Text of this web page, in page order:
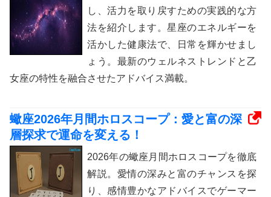
し、活力を取り戻すための実践的な方
法を紹介します。星座のエネルギーを
活かした健康法で、日常を輝かせまし
ょう。最新のウェルネストレンドと乙
女座の特性を融合させたアドバイス満載。
蠍座2026年月間ホロスコープ：愛と富の深
層探求で運命を変える！
2026年の蠍座月間ホロスコープを徹底
解説。愛情の深みと富のチャンスを探
り、感情豊かなアドバイスでゲーマー